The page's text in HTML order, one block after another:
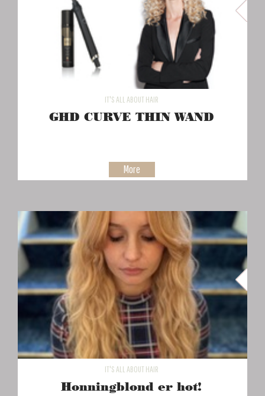
IT'S ALL ABOUT HAIR
GHD CURVE THIN WAND
More
IT'S ALL ABOUT HAIR
Honningblond er hot!